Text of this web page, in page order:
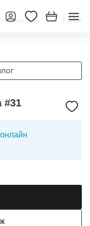
Masunaga K3 Taka
#31